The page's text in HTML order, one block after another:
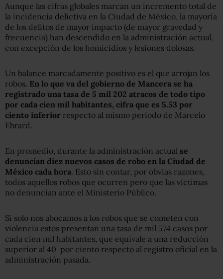
Aunque las cifras globales marcan un incremento total de
la incidencia delictiva en la Ciudad de México, la mayoría
de los delitos de mayor impacto (de mayor gravedad y
frecuencia) han descendido en la administración actual,
con excepción de los homicidios y lesiones dolosas.
Un balance marcadamente positivo es el que arrojan los
robos. En lo que va del gobierno de Mancera se ha
registrado una tasa de 5 mil 202 atracos de todo tipo
por cada cien mil habitantes, cifra que es 5.53 por
ciento inferior respecto al mismo periodo de Marcelo
Ebrard.
En promedio, durante la administración actual se
denuncian diez nuevos casos de robo en la Ciudad de
México cada hora. Esto sin contar, por obvias razones,
todos aquellos robos que ocurren pero que las víctimas
no denuncian ante el Ministerio Público.
Si solo nos abocamos a los robos que se cometen con
violencia estos presentan una tasa de mil 574 casos por
cada cien mil habitantes, que equivale a una reducción
superior al 40 por ciento respecto al registro oficial en la
administración pasada.